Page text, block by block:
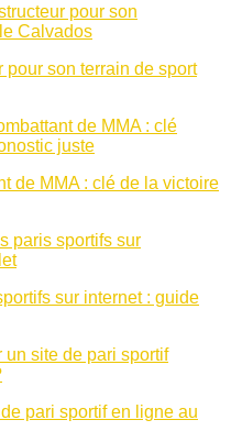
pour son terrain de sport
de MMA : clé de la victoire
sur internet : guide
pari sportif en ligne au